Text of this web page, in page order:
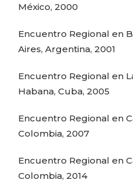
México, 2000
Encuentro Regional en
Aires, Argentina, 2001
Encuentro Regional en
Habana, Cuba, 2005
Encuentro Regional en
Colombia, 2007
Encuentro Regional en
Colombia, 2014